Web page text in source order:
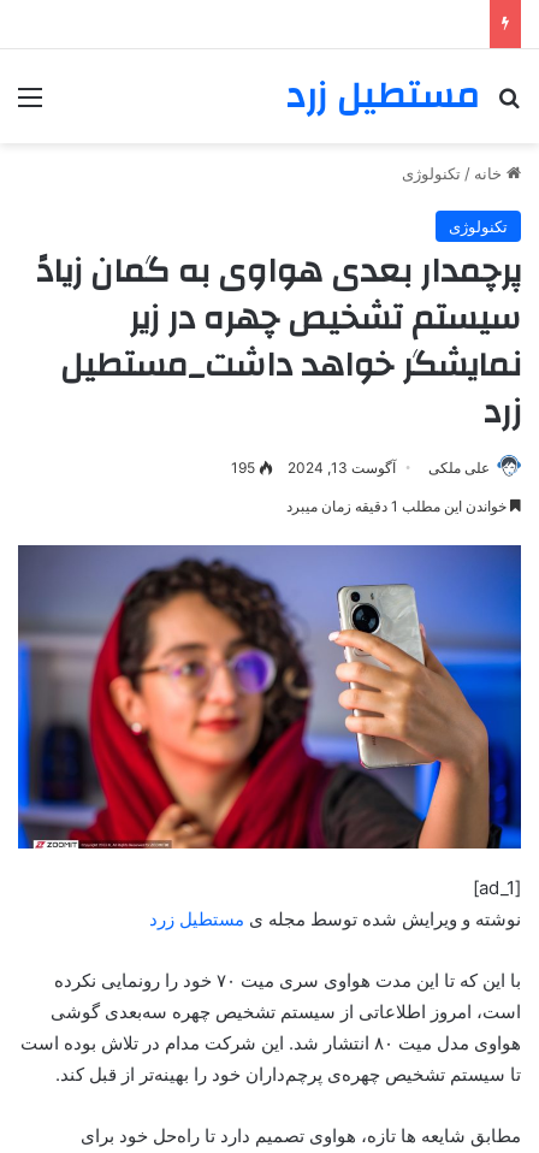
مستطیل زرد
خانه / تکنولوژی
تکنولوژی
پرچمدار بعدی هواوی به گمان زیادً
سیستم تشخیص چهره در زیر
نمایشگر خواهد داشت_مستطیل
زرد
علی ملکی آگوست 13, 2024 195
خواندن این مطلب 1 دقیقه زمان میبرد
[ad_1]
نوشته و ویرایش شده توسط مجله ی مستطیل زرد
با این که تا این مدت هواوی سری میت ۷۰ خود را رونمایی نکرده‌
است، امروز اطلاعاتی از سیستم تشخیص چهره‌ سه‌بعدی گوشی
هواوی مدل میت ۸۰ انتشار شد. این شرکت مدام در تلاش بوده است
تا سیستم تشخیص چهره‌ی پرچم‌داران خود را بهینه‌تر از قبل کند.
مطابق شایعه ها تازه، هواوی تصمیم دارد تا راه‌حل خود برای